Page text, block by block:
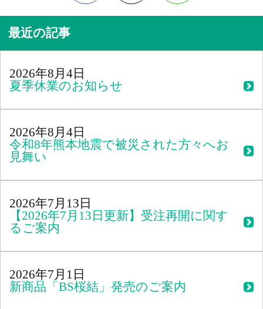
最近の記事
2026年8月4日
夏季休業のお知らせ
2026年8月4日
令和8年熊本地震で被災された方々へお
見舞い
2026年7月13日
【2026年7月13日更新】受注再開に関す
るご案内
2026年7月1日
新商品「BS桜結」発売のご案内